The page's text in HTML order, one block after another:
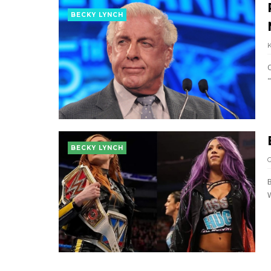
Unknown -Aug 07 2026
BECKY LYNCH
BECKY LYNCH